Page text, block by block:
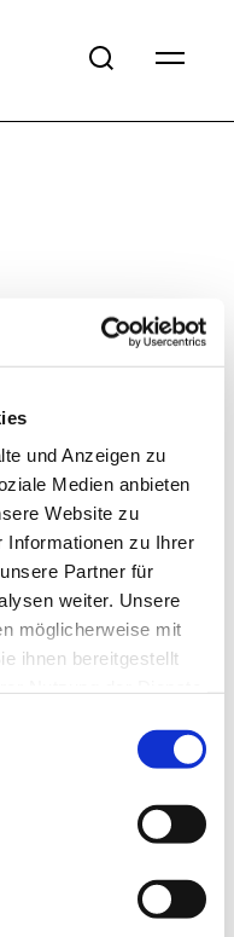
und Anzeigen zu
Medien anbieten
Website zu
Informationen zu Ihrer
Partner für
weiter. Unsere
möglicherweise mit
ihnen bereitgestellt
via email at the